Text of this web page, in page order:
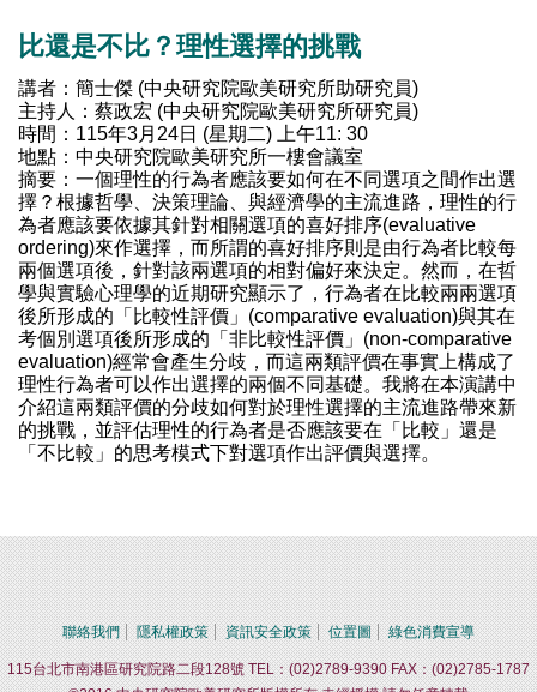
比還是不比？理性選擇的挑戰
講者：簡士傑 (中央研究院歐美研究所助研究員)
主持人：蔡政宏 (中央研究院歐美研究所研究員)
時間：115年3月24日 (星期二) 上午11: 30
地點：中央研究院歐美研究所一樓會議室
摘要：一個理性的行為者應該要如何在不同選項之間作出選
擇？根據哲學、決策理論、與經濟學的主流進路，理性的行
為者應該要依據其針對相關選項的喜好排序(evaluative
ordering)來作選擇，而所謂的喜好排序則是由行為者比較每
兩個選項後，針對該兩選項的相對偏好來決定。然而，在哲
學與實驗心理學的近期研究顯示了，行為者在比較兩兩選項
後所形成的「比較性評價」(comparative evaluation)與其在
考個別選項後所形成的「非比較性評價」(non-comparative
evaluation)經常會產生分歧，而這兩類評價在事實上構成了
理性行為者可以作出選擇的兩個不同基礎。我將在本演講中
介紹這兩類評價的分歧如何對於理性選擇的主流進路帶來新
的挑戰，並評估理性的行為者是否應該要在「比較」還是
「不比較」的思考模式下對選項作出評價與選擇。
聯絡我們 隱私權政策 資訊安全政策 位置圖 綠色消費宣導
115台北市南港區研究院路二段128號 TEL：(02)2789-9390 FAX：(02)2785-1787